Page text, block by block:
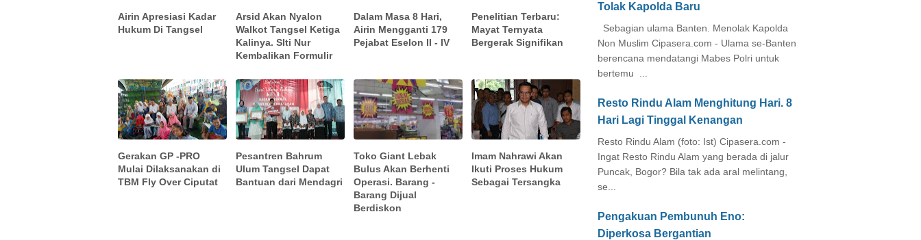
Airin Apresiasi Kadar
Hukum Di Tangsel
Arsid Akan Nyalon
Walkot Tangsel Ketiga
Kalinya. SIti Nur
Kembalikan Formulir
Dalam Masa 8 Hari,
Airin Mengganti 179
Pejabat Eselon II - IV
Penelitian Terbaru:
Mayat Ternyata
Bergerak Signifikan
Gerakan GP -PRO
Mulai Dilaksanakan di
TBM Fly Over Ciputat
Pesantren Bahrum
Ulum Tangsel Dapat
Bantuan dari Mendagri
Toko Giant Lebak
Bulus Akan Berhenti
Operasi. Barang -
Barang Dijual
Berdiskon
Imam Nahrawi Akan
Ikuti Proses Hukum
Sebagai Tersangka
Tolak Kapolda Baru
Sebagian ulama Banten. Menolak Kapolda
Non Muslim Cipasera.com - Ulama se-Banten
berencana mendatangi Mabes Polri untuk
bertemu ...
Resto Rindu Alam Menghitung Hari. 8
Hari Lagi Tinggal Kenangan
Resto Rindu Alam (foto: Ist) Cipasera.com -
Ingat Resto Rindu Alam yang berada di jalur
Puncak, Bogor? Bila tak ada aral melintang,
se...
Pengakuan Pembunuh Eno:
Diperkosa Bergantian